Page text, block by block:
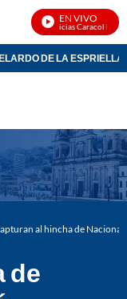
EN VIVO
Noticias Caracol En
DE LA ESPRIELLA
al hincha de Nacional
de